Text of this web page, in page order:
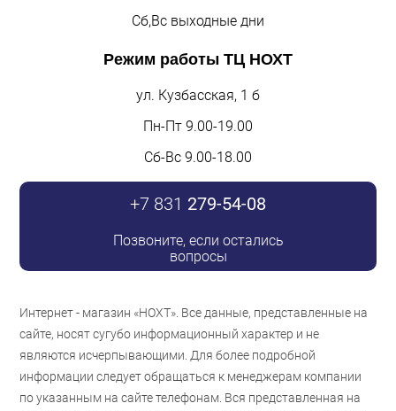
Сб,Вс выходные дни
Режим работы ТЦ НОХТ
ул. Кузбасская, 1 б
Пн-Пт 9.00-19.00
Сб-Вс 9.00-18.00
+7 831 279-54-08
Позвоните, если остались
вопросы
Интернет - магазин «НОХТ». Все данные, представленные на
сайте, носят сугубо информационный характер и не
являются исчерпывающими. Для более подробной
информации следует обращаться к менеджерам компании
по указанным на сайте телефонам. Вся представленная на